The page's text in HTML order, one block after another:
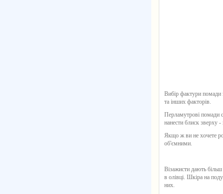
Вибір фактури помади
та інших факторів.
Перламутрові помади
нанести блиск зверху
Якщо ж ви не хочете
об'ємними.
Візажисти дають
в олівці. Шкіра на
них.